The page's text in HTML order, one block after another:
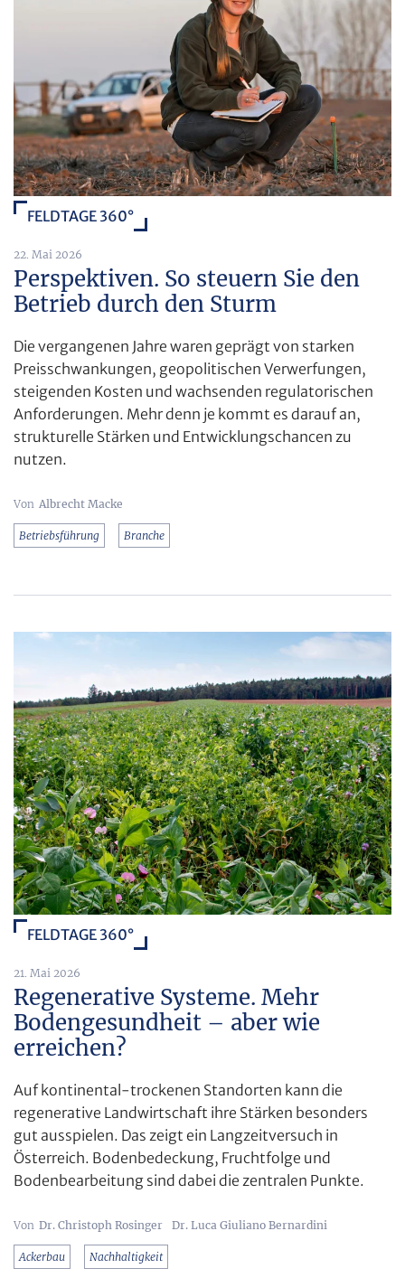
FELDTAGE 360°
22. Mai 2026
Perspektiven. So steuern Sie den
Betrieb durch den Sturm
Die vergangenen Jahre waren geprägt von starken
Preisschwankungen, geopolitischen Verwerfungen,
steigenden Kosten und wachsenden regulatorischen
Anforderungen. Mehr denn je kommt es darauf an,
strukturelle Stärken und Entwicklungschancen zu
nutzen.
Albrecht Macke
Betriebsführung Branche
FELDTAGE 360°
21. Mai 2026
Regenerative Systeme. Mehr
Bodengesundheit – aber wie
erreichen?
Auf kontinental-trockenen Standorten kann die
regenerative Landwirtschaft ihre Stärken besonders
gut ausspielen. Das zeigt ein Langzeitversuch in
Österreich. Bodenbedeckung, Fruchtfolge und
Bodenbearbeitung sind dabei die zentralen Punkte.
Dr. Christoph Rosinger Dr. Luca Giuliano Bernardini
Ackerbau Nachhaltigkeit